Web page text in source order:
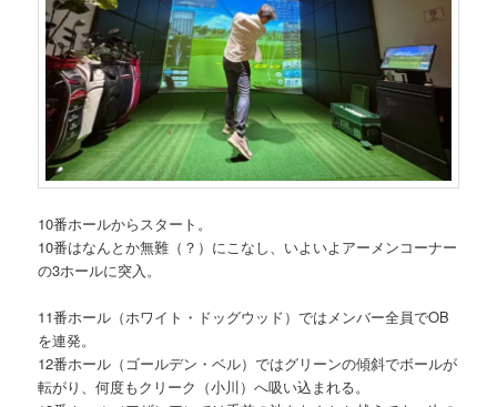
10番ホールからスタート。
10番はなんとか無難（？）にこなし、いよいよアーメンコーナー
の3ホールに突入。
11番ホール（ホワイト・ドッグウッド）ではメンバー全員でOB
を連発。
12番ホール（ゴールデン・ベル）ではグリーンの傾斜でボールが
転がり、何度もクリーク（小川）へ吸い込まれる。